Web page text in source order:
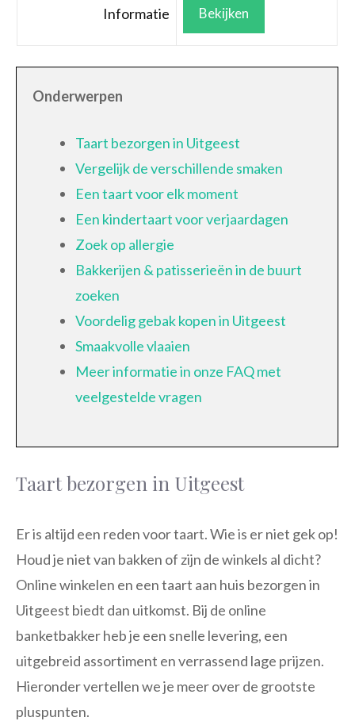
Informatie Bekijken
Onderwerpen
Taart bezorgen in Uitgeest
Vergelijk de verschillende smaken
Een taart voor elk moment
Een kindertaart voor verjaardagen
Zoek op allergie
Bakkerijen & patisserieën in de buurt
zoeken
Voordelig gebak kopen in Uitgeest
Smaakvolle vlaaien
Meer informatie in onze FAQ met
veelgestelde vragen
Taart bezorgen in Uitgeest
Er is altijd een reden voor taart. Wie is er niet gek op!
Houd je niet van bakken of zijn de winkels al dicht?
Online winkelen en een taart aan huis bezorgen in
Uitgeest biedt dan uitkomst. Bij de online
banketbakker heb je een snelle levering, een
uitgebreid assortiment en verrassend lage prijzen.
Hieronder vertellen we je meer over de grootste
pluspunten.